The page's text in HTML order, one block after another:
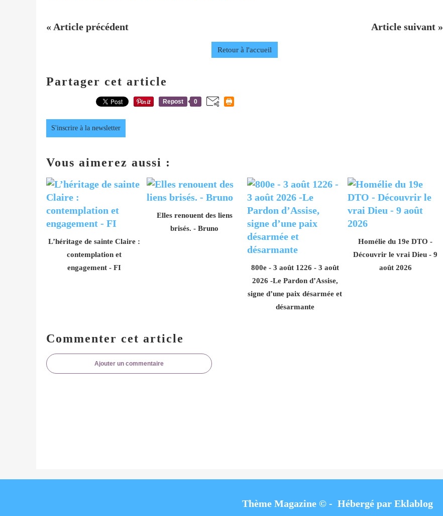
« Article précédent Article suivant »
Retour à l'accueil
Partager cet article
Repost 0
S'inscrire à la newsletter
Vous aimerez aussi :
L’héritage de sainte Claire :
contemplation et
engagement - FI
Elles renouent des liens
brisés. - Bruno
800e - 3 août 1226 - 3 août
2026 -Le Pardon d’Assise,
signe d’une paix désarmée et
désarmante
Homélie du 19e DTO -
Découvrir le vrai Dieu - 9
août 2026
Commenter cet article
Ajouter un commentaire
Thème Magazine © - Hébergé par Eklablog